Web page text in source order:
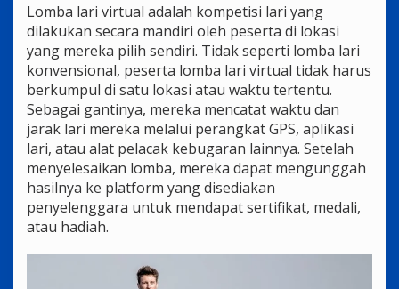
Lomba lari virtual adalah kompetisi lari yang
dilakukan secara mandiri oleh peserta di lokasi
yang mereka pilih sendiri. Tidak seperti lomba lari
konvensional, peserta lomba lari virtual tidak harus
berkumpul di satu lokasi atau waktu tertentu.
Sebagai gantinya, mereka mencatat waktu dan
jarak lari mereka melalui perangkat GPS, aplikasi
lari, atau alat pelacak kebugaran lainnya. Setelah
menyelesaikan lomba, mereka dapat mengunggah
hasilnya ke platform yang disediakan
penyelenggara untuk mendapat sertifikat, medali,
atau hadiah.